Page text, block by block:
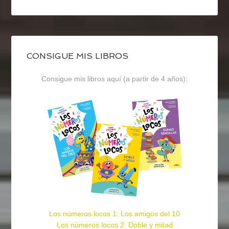
CONSIGUE MIS LIBROS
Consigue mis libros aquí (a partir de 4 años):
Los números locos 1: Los amigos del 10
Los números locos 2: Doble y mitad